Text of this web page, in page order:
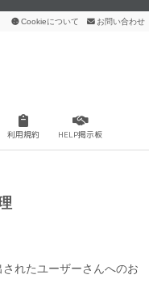
Cookieについて お問い合わせ
利用規約 HELP掲示板
れたユーザーさんへのお